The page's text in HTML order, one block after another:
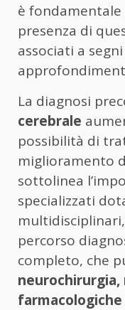
è fondamentale
presenza di
associati a
La diagnosi
cerebrale
possibilità di
miglioramento
sottolinea
specializzati
percorso
completo, che